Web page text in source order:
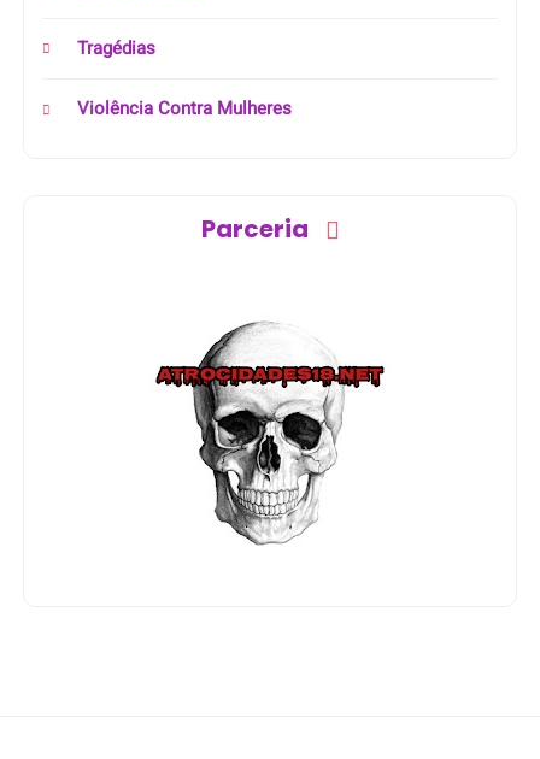
Tragédias
Violência Contra Mulheres
Parceria